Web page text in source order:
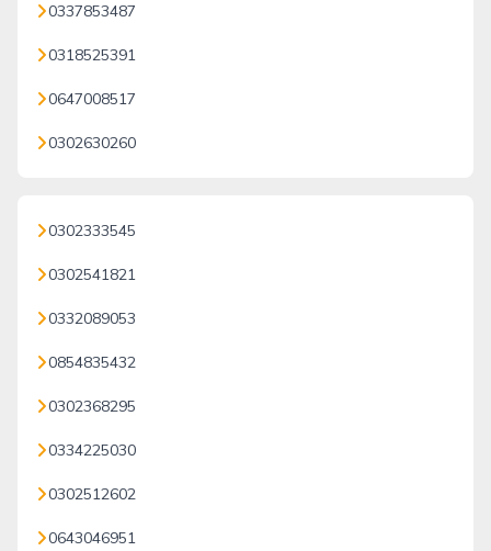
0337853487
0318525391
0647008517
0302630260
0302333545
0302541821
0332089053
0854835432
0302368295
0334225030
0302512602
0643046951